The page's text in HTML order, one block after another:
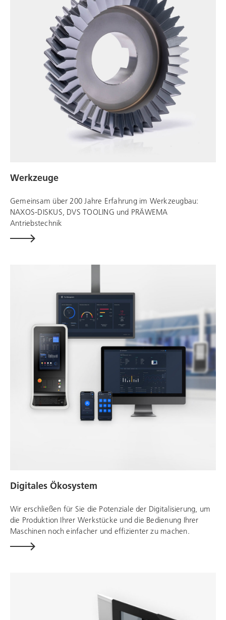
Werkzeuge
Gemeinsam über 200 Jahre Erfahrung im Werkzeugbau:
NAXOS-DISKUS, DVS TOOLING und PRÄWEMA
Antriebstechnik
Digitales Ökosystem
Wir erschließen für Sie die Potenziale der Digitalisierung, um
die Produktion Ihrer Werkstücke und die Bedienung Ihrer
Maschinen noch einfacher und effizienter zu machen.